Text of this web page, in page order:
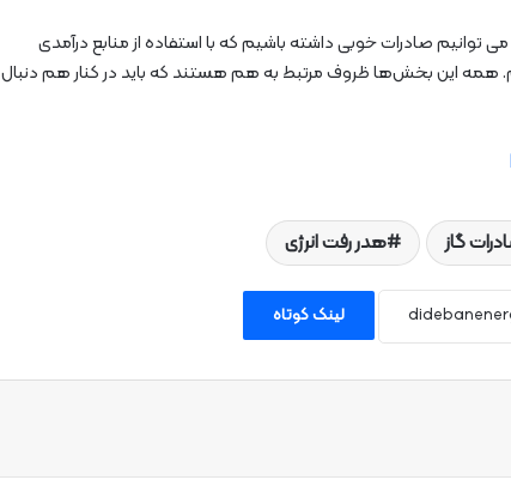
توانیم صادرات خوبی داشته باشیم که با استفاده از منابع درآمدی
این بخش‌ها ظروف مرتبط به هم هستند که باید در کنار هم دنبال
گاز هدر رفت انرژی
لینک کوتاه